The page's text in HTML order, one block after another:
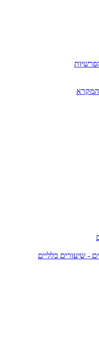
המקרא
- שיעורים כלליים